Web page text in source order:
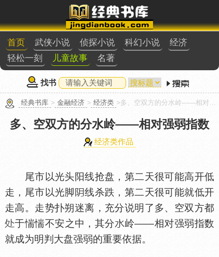
首页 武侠小说 侦探小说 科幻小说
经济
轻松一刻
儿童故事 名著
找书
经典书库 > 金融经济 > 经济类 >多、空双方的分水岭——相对强弱指数
多、空双方的分水岭——相对强弱指数
经济类作品
尾市以光头阳线抢盘，第二天很可能高开低
走，尾市以光脚
线杀跌，第二天很可能就低开
走高。走势扑朔迷离，充分说明了多、空双方都
于惴惴不安之中，其分
岭——相对强弱指数
就成为明判大盘强弱的重要依据。